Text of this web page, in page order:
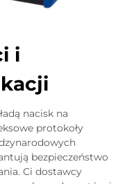
i
nacisk na
protokoły
bezpieczeństwo
Ci dostawcy